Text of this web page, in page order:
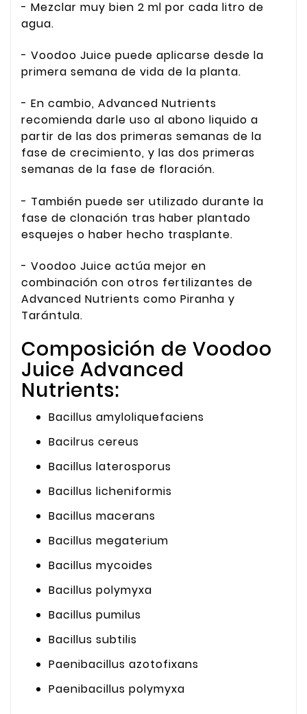
- Mezclar muy bien 2 ml por cada litro de
agua.
- Voodoo Juice puede aplicarse desde la
primera semana de vida de la planta.
- En cambio, Advanced Nutrients
recomienda darle uso al abono liquido a
partir de las dos primeras semanas de la
fase de crecimiento, y las dos primeras
semanas de la fase de floración.
- También puede ser utilizado durante la
fase de clonación tras haber plantado
esquejes o haber hecho trasplante.
- Voodoo Juice actúa mejor en
combinación con otros fertilizantes de
Advanced Nutrients como Piranha y
Tarántula.
Composición de Voodoo
Juice Advanced
Nutrients:
Bacillus amyloliquefaciens
Bacilrus cereus
Bacillus laterosporus
Bacillus licheniformis
Bacillus macerans
Bacillus megaterium
Bacillus mycoides
Bacillus polymyxa
Bacillus pumilus
Bacillus subtilis
Paenibacillus azotofixans
Paenibacillus polymyxa